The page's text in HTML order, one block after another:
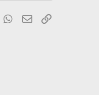
Tumblr WhatsApp
E-posta